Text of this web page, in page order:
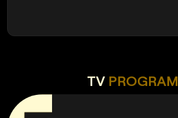
TV PROGRAM